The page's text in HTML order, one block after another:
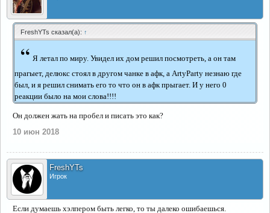
FreshYTs сказал(а): ↑
“ Я летал по миру. Увидел их дом решил посмотреть, а он там
прагыет, делюкс стоял в другом чанке в афк, а ArtyParty незнаю где
был, и я решил снимать его то что он в афк прыгает. И у него 0
реакции было на мои слова!!!!
Он должен жать на пробел и писать это как?
10 июн 2018
FreshYTs
Игрок
Если думаешь хэлпером быть легко, то ты далеко ошибаешься.